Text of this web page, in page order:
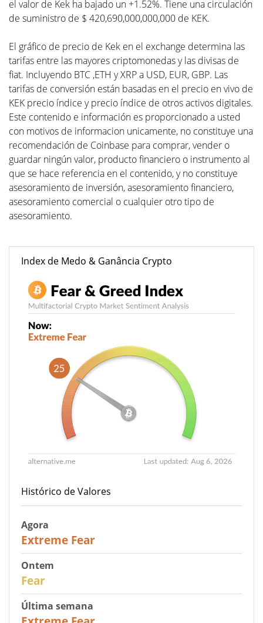
el valor de Kek ha bajado un +1.52%. Tiene una circulación
de suministro de $ 420,690,000,000,000 de KEK.
El gráfico de precio de Kek en el exchange determina las
tarifas entre las mayores criptomonedas y las divisas de
fiat. Incluyendo BTC ,ETH y XRP a USD, EUR, GBP. Las
tarifas de conversión están basadas en el precio en vivo de
KEK precio índice y precio índice de otros activos digitales.
Este contenido e información es proporcionado a usted
con motivos de informacion unicamente, no constituye una
recomendación de Coinbase para comprar, vender o
guardar ningún valor, producto financiero o instrumento al
que se hace referencia en el contenido, y no constituye
asesoramiento de inversión, asesoramiento financiero,
asesoramiento comercial o cualquier otro tipo de
asesoramiento.
Index de Medo & Ganância Crypto
Histórico de Valores
Agora
Extreme Fear
Ontem
Fear
Última semana